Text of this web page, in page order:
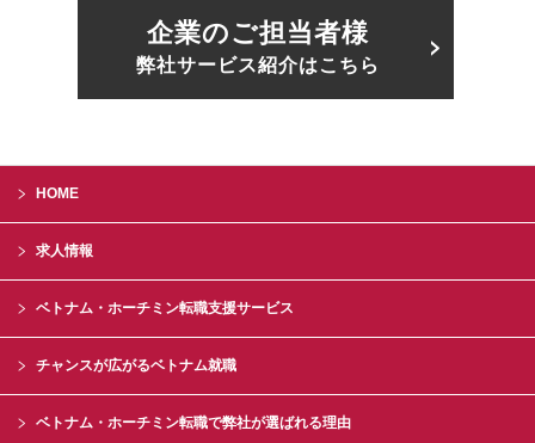
企業のご担当者様
弊社サービス紹介はこちら
HOME
求人情報
ベトナム・ホーチミン転職支援サービス
チャンスが広がるベトナム就職
ベトナム・ホーチミン転職で弊社が選ばれる理由